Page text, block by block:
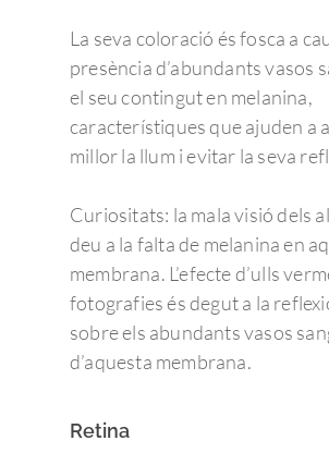
La seva coloració és fosca a
presència d’abundants vasos
el seu contingut en melanina,
característiques que ajuden a
millor la llum i evitar la seva
Curiositats: la mala visió dels
deu a la falta de melanina en
membrana. L’efecte d’ulls
fotografies és degut a la
sobre els abundants vasos
d’aquesta membrana.
Retina